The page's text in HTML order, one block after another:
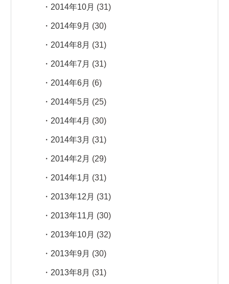
2014年10月 (31)
2014年9月 (30)
2014年8月 (31)
2014年7月 (31)
2014年6月 (6)
2014年5月 (25)
2014年4月 (30)
2014年3月 (31)
2014年2月 (29)
2014年1月 (31)
2013年12月 (31)
2013年11月 (30)
2013年10月 (32)
2013年9月 (30)
2013年8月 (31)